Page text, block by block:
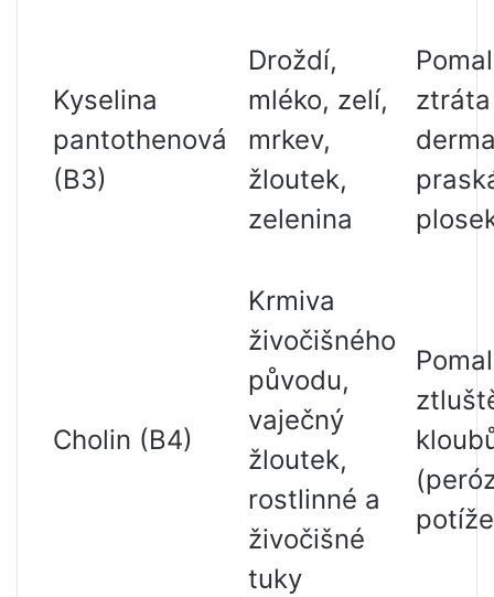
Kyselina
pantothenová
(B3)
Droždí,
mléko, zelí,
mrkev,
žloutek,
zelenina
Cholin (B4)
Krmiva
živočišného
původu,
vaječný
žloutek,
rostlinné a
živočišné
tuky